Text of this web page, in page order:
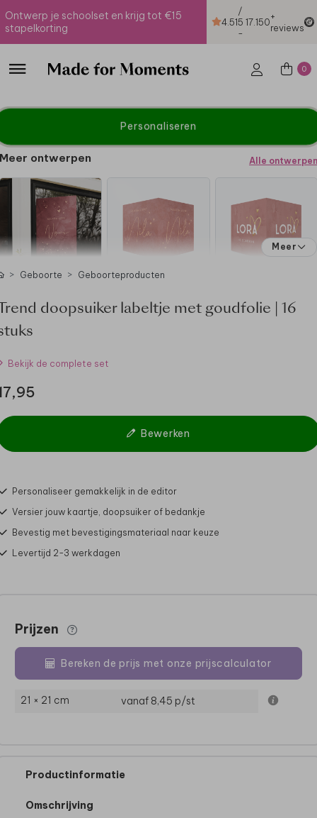
Ontwerp je schoolset en krijg tot €15
stapelkorting
4.51
/
5
-
17.150+
reviews
0
Personaliseren
Meer ontwerpen Alle ontwerpen
Meer
Geboorte Geboorteproducten
doopsuiker labeltje met goudfolie | 16
Bekijk de complete set
Bewerken
Personaliseer gemakkelijk in de editor
Versier jouw kaartje, doopsuiker of bedankje
Bevestig met bevestigingsmateriaal naar keuze
Levertijd 2-3 werkdagen
Prijzen
Bereken de prijs met onze prijscalculator
21 × 21 cm vanaf 8,45 p/st
Productinformatie
Omschrijving